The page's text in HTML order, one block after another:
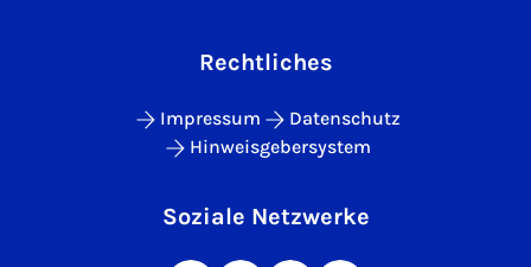
Rechtliches
Impressum
Datenschutz
Hinweisgebersystem
Soziale Netzwerke